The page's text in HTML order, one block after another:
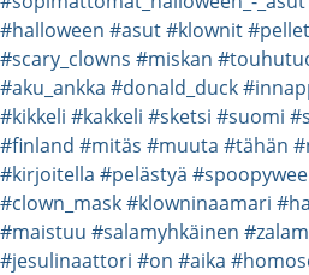
#halloween #asut#klownit#pellet
#scary_clowns #miskan
#aku_ankka #donald_duck
#kikkeli #kakkeli #sketsi #suomi
#finland #mitäs #muuta #tähän
#kirjoitella #pelästyä
#clown_mask#klowninaamari
#maistuu #salamyhkäinen
#jesulinaattori #on #aika